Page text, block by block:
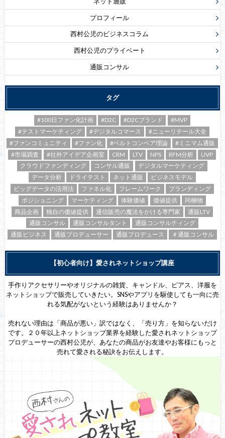
プロフィール
西村公児のビジネスコラム
西村公児のプライベート
通販コンサル
タグ
#100日ファン化計画 #D2C #D2Cブランド
#MVP
#テストマーケティング
#デジタルコマース
#ニューリテール大全
#ファンコミュニティ
#ファン化 #ベルトコンベア理論
#ミニマム通販
#市場調査
#社外アイデア企画室 CRM LTV NPS RFM分析
UVP
クラウドファンディング
コンサル通販
デジタルマーケティング
データ分析
ドライテスト ネット通販
ビジネスモデル
ビッグデータの活用法
ファネル化 フレームワーク
ブランディング
ポジショニング
マーケティング 体験価値 価値提供
同梱物
商品企画
独自の価値提供 通信販売の魔法をかける専門家
通販LTV
通販コンサル
通販コンサルタント
通販コンサルティング
通販ビジネス
通販プロデューサー 通販プロデュース ＃通販コンサル
【初心者向け】愛されネットショップ講座
手作りアクセサリーやオリジナルの雑貨、キャンドル、ピアス、洋服を
ネットショップで販売していきたい。SNSやアプリを駆使しても一向に売
れる気配がないという経験はありませんか？
売れない理由は「商品が悪い」訳ではなく、「売り方」を知らないだけ
です。２０年以上ネットショップ業界を経験した愛されネットショップ
プロデューサーの西村公児が、あなたの商品がお友達やお客様にもっと
売れて愛される秘訣をお伝えします。